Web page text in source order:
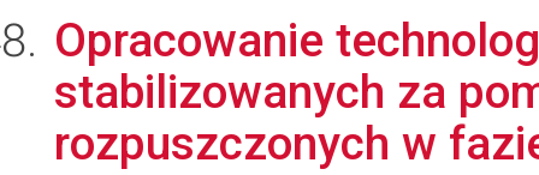
Opracowanie
stabilizowanych za
rozpuszczonych w